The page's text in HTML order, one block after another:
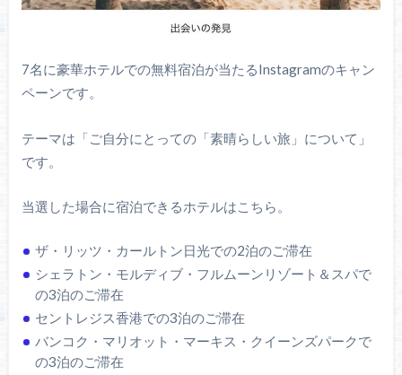
7名に豪華ホテルでの無料宿泊が当たるInstagramのキャン
ペーンです。
テーマは「ご自分にとっての「素晴らしい旅」について」
です。
当選した場合に宿泊できるホテルはこちら。
ザ・リッツ・カールトン日光での2泊のご滞在
シェラトン・モルディブ・フルムーンリゾート＆スパで
の3泊のご滞在
セントレジス香港での3泊のご滞在
バンコク・マリオット・マーキス・クイーンズパークで
の3泊のご滞在